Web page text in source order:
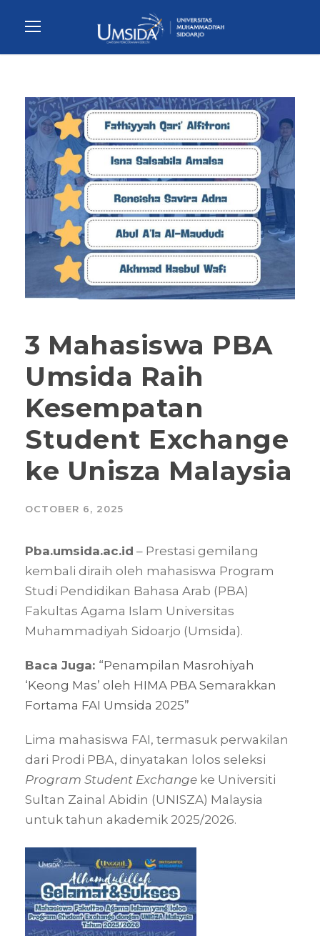
3 Mahasiswa PBA
Umsida Raih
Kesempatan
Student Exchange
ke Unisza Malaysia
OCTOBER 6, 2025
Pba.umsida.ac.id – Prestasi gemilang
kembali diraih oleh mahasiswa Program
Studi Pendidikan Bahasa Arab (PBA)
Fakultas Agama Islam Universitas
Muhammadiyah Sidoarjo (Umsida).
Baca Juga: “Penampilan Masrohiyah
‘Keong Mas’ oleh HIMA PBA Semarakkan
Fortama FAI Umsida 2025”
Lima mahasiswa FAI, termasuk perwakilan
dari Prodi PBA, dinyatakan lolos seleksi
Program Student Exchange ke Universiti
Sultan Zainal Abidin (UNISZA) Malaysia
untuk tahun akademik 2025/2026.